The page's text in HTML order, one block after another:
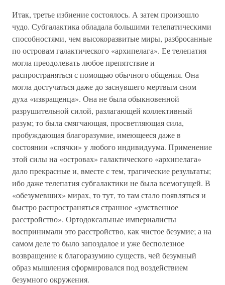
Итак, третье избиение состоялось. А затем произошло
чудо. Субгалактика обладала большими телепатическими
способностями, чем высокоразвитые миры, разбросанные
по островам галактического «архипелага». Ее телепатия
могла преодолевать любое препятствие и
распространяться с помощью обычного общения. Она
могла достучаться даже до заснувшего мертвым сном
духа «извращенца». Она не была обыкновенной
разрушительной силой, разлагающей коллективный
разум; то была смягчающая, просветляющая сила,
пробуждающая благоразумие, имеющееся даже в
состоянии «спячки» у любого индивидуума. Применение
этой силы на «островах» галактического «архипелага»
дало прекрасные и, вместе с тем, трагические результаты;
ибо даже телепатия субгалактики не была всемогущей. В
«обезумевших» мирах, то тут, то там стало появляться и
быстро распространяться странное «умственное
расстройство». Ортодоксальные империалисты
воспринимали это расстройство, как чистое безумие; а на
самом деле то было запоздалое и уже бесполезное
возвращение к благоразумию существ, чей безумный
образ мышления сформировался под воздействием
безумного окружения.